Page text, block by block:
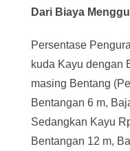
Dari Biaya
Persentase
kuda Kayu dengan
masing Bentang
Bentangan 6 m,
Sedangkan Kayu
Bentangan 12 m,